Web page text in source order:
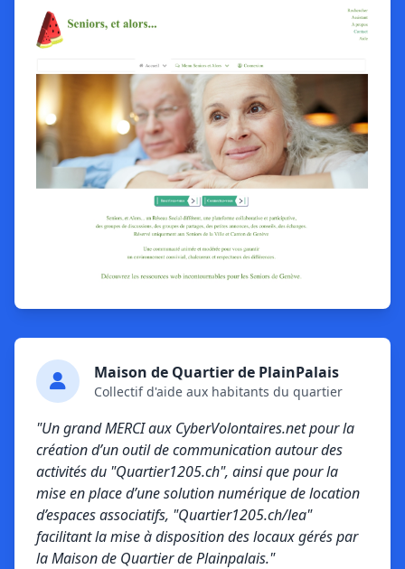
Maison de Quartier de PlainPalais
Collectif d'aide aux habitants du quartier
"Un grand MERCI aux CyberVolontaires.net pour la
création d’un outil de communication autour des
activités du "Quartier1205.ch", ainsi que pour la
mise en place d’une solution numérique de location
d’espaces associatifs, "Quartier1205.ch/lea"
facilitant la mise à disposition des locaux gérés par
la Maison de Quartier de Plainpalais."